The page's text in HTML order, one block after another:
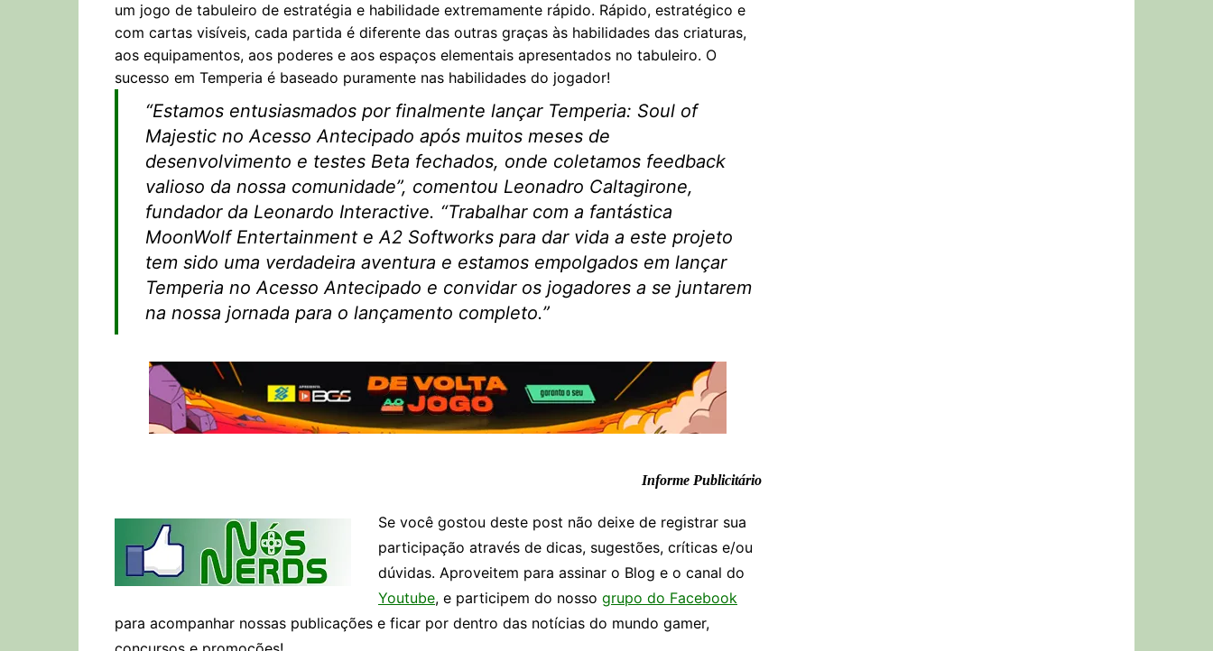
um jogo de tabuleiro de estratégia e habilidade extremamente rápido. Rápido, estratégico e
com cartas visíveis, cada partida é diferente das outras graças às habilidades das criaturas,
aos equipamentos, aos poderes e aos espaços elementais apresentados no tabuleiro. O
sucesso em Temperia é baseado puramente nas habilidades do jogador!
“Estamos entusiasmados por finalmente lançar Temperia: Soul of
Majestic no Acesso Antecipado após muitos meses de
desenvolvimento e testes Beta fechados, onde coletamos feedback
valioso da nossa comunidade”, comentou Leonadro Caltagirone,
fundador da Leonardo Interactive. “Trabalhar com a fantástica
MoonWolf Entertainment e A2 Softworks para dar vida a este projeto
tem sido uma verdadeira aventura e estamos empolgados em lançar
Temperia no Acesso Antecipado e convidar os jogadores a se juntarem
na nossa jornada para o lançamento completo.”
Informe Publicitário
Se você gostou deste post não deixe de registrar sua
participação através de dicas, sugestões, críticas e/ou
dúvidas. Aproveitem para assinar o Blog e o canal do
Youtube, e participem do nosso grupo do Facebook
para acompanhar nossas publicações e ficar por dentro das notícias do mundo gamer,